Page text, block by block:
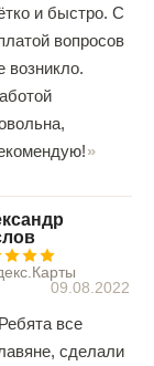
и быстро. С
вопросов
возникло.
09.08.2022
Ребята все
сделали